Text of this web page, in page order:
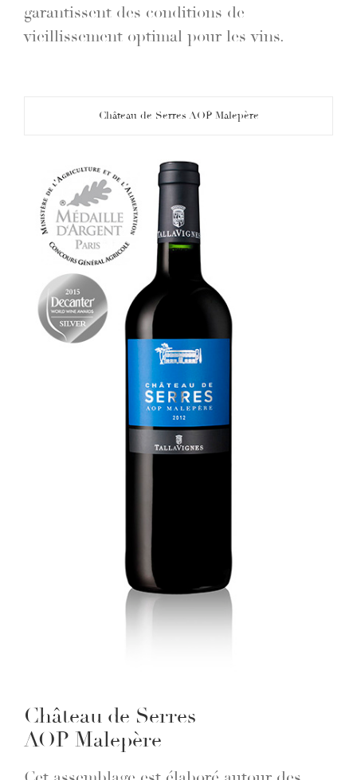
garantissent des conditions de
vieillissement optimal pour les vins.
Château de Serres AOP Malepère
Château de Serres
AOP Malepère